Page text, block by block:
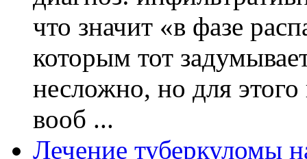
что значит «в фазе
которым тот
несложно, но для
вооб ...
Лечение туберкуломы